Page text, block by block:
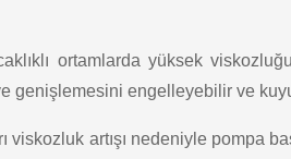
ortamlarda yüksek
genişlemesini engelleyebilir ve
viskozluk artışı nedeniyle pompa